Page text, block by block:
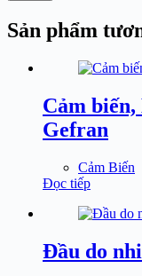
Sản phẩm
Cảm
Gefran
Cảm Biến
Đọc tiếp
Đầu do